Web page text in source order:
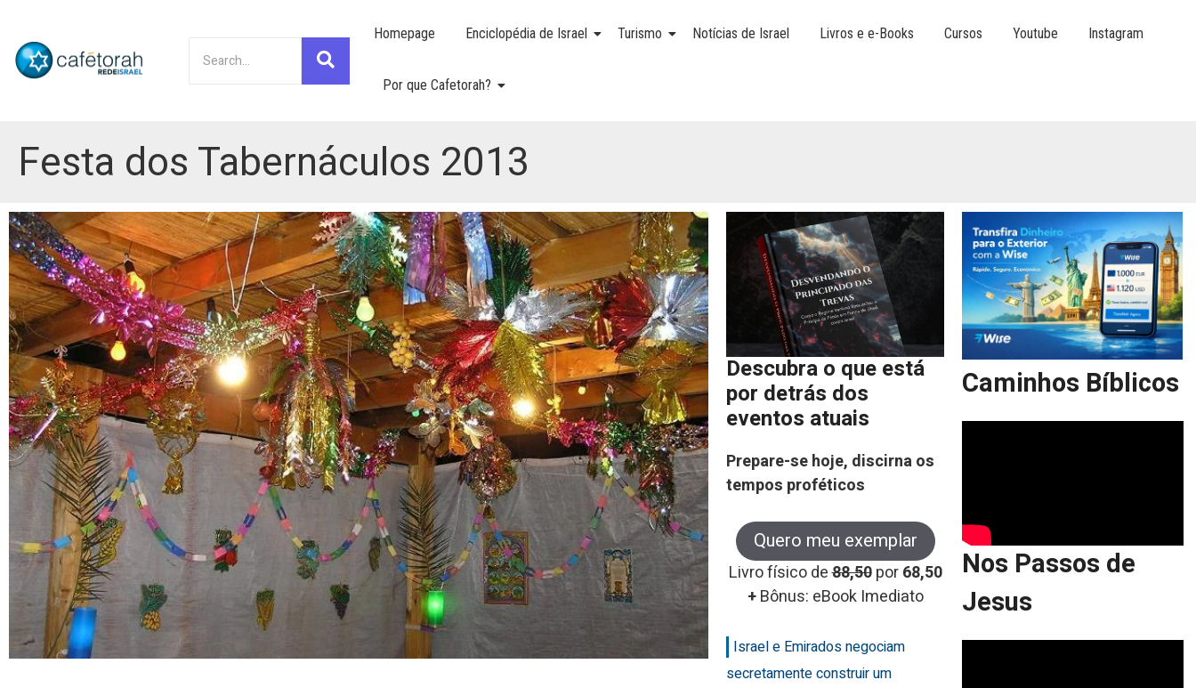
Homepage Enciclopédia de Israel Turismo Notícias de Israel Livros e e-Books Cursos Youtube Instagram
Por que Cafetorah?
Festa dos Tabernáculos 2013
Descubra o que está
por detrás dos
eventos atuais
Prepare-se hoje, discirna os
tempos proféticos
Quero meu exemplar
Livro físico de88,50 por68,50
+Bônus: eBook Imediato
Israel e Emirados negociam
secretamente construir um
Caminhos Bíblicos
Nos Passos de
Jesus